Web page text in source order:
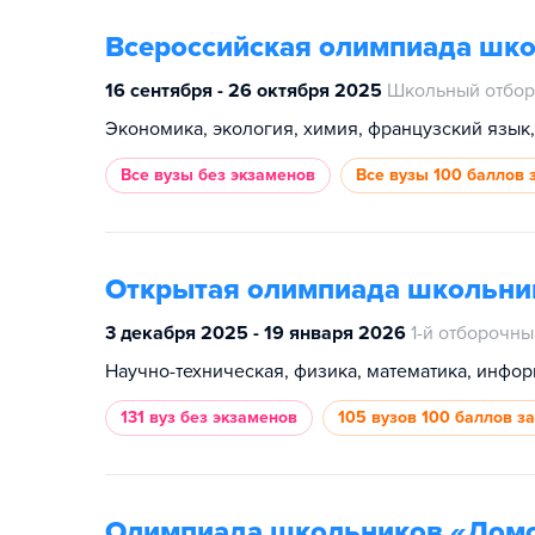
Всероссийская олимпиада
16 сентября - 26 октября 2025 Школьный
Все вузы без экзаменов Все вузы 100 баллов
Открытая олимпиада
3 декабря 2025 - 19 января 2026 1-й
Научно-техническая, физика, математика,
131 вуз без экзаменов 105 вузов 100 баллов